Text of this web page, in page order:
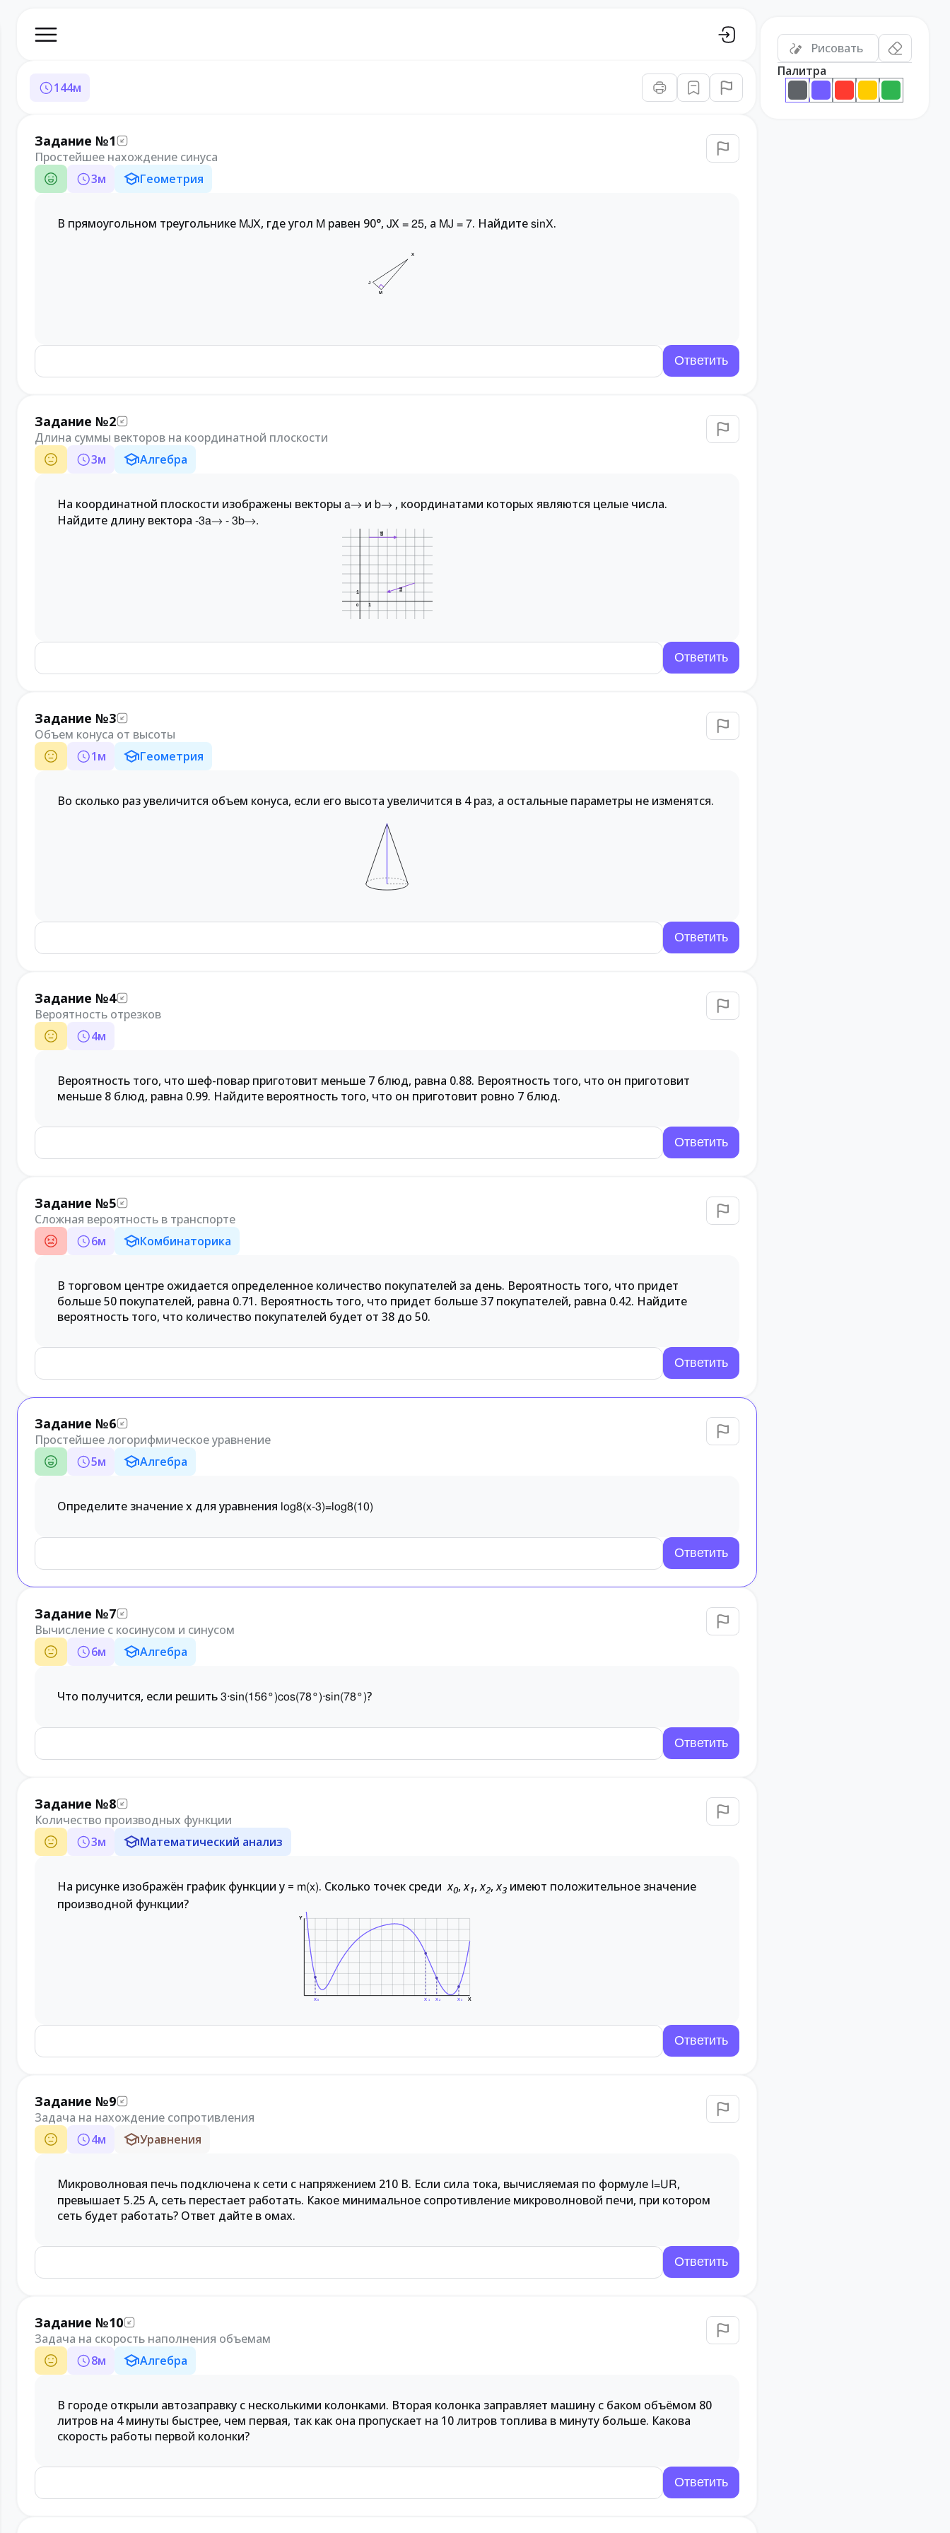
144м
Задание №1
Простейшее нахождение синуса
3м Геометрия
В прямоугольном треугольнике MJX, где угол M равен 90°, JX = 25, а MJ = 7. НайдитеsinX.
M
J
X
Задание №2
Длина суммы векторов на координатной плоскости
3м Алгебра
На координатной плоскости изображены векторы a→ и b→ , координатами которых являются целые числа.
Найдите длину вектора -3a→ -3b→.
0 1
1 a
b
Задание №3
Объем конуса от высоты
1м Геометрия
Во сколько раз увеличится объем конуса, если его высота увеличится в 4 раз, а остальные параметры не изменятся.
Задание №4
Вероятность отрезков
4м
Вероятность того, что шеф-повар приготовит меньше 7 блюд, равна 0.88. Вероятность того, что он приготовит
меньше 8 блюд, равна 0.99. Найдите вероятность того, что он приготовит ровно 7 блюд.
Задание №5
Сложная вероятность в транспорте
6м Комбинаторика
В торговом центре ожидается определенное количество покупателей за день. Вероятность того, что придет
больше 50 покупателей, равна 0.71. Вероятность того, что придет больше 37 покупателей, равна 0.42. Найдите
вероятность того, что количество покупателей будет от 38 до 50.
Задание №6
Простейшее логорифмическое уравнение
5м Алгебра
Определите значение x для уравнения log8(x-3)=log8(10)
Задание №7
Вычисление с косинусом и синусом
6м Алгебра
Что получится, если решить3⋅sin(156°)cos(78°)⋅sin(78°)?
Задание №8
Количество производных функции
3м Математический анализ
На рисунке изображён график функции y = m(x). Сколько точек средиx0,x1,x2,x3 имеют положительное значение
производной функции?
X 0 X 1 X 2 X 3 X
Y
Задание №9
Задача на нахождение сопротивления
4м Уравнения
Микроволновая печь подключена к сети с напряжением 210 В. Если сила тока, вычисляемая по формуле I=UR,
превышает 5.25 А, сеть перестает работать. Какое минимальное сопротивление микроволновой печи, при котором
сеть будет работать? Ответ дайте в омах.
Задание №10
Задача на скорость наполнения объемам
8м Алгебра
В городе открыли автозаправку с несколькими колонками. Вторая колонка заправляет машину с баком объёмом 80
литров на 4 минуты быстрее, чем первая, так как она пропускает на 10 литров топлива в минуту больше. Какова
скорость работы первой колонки?
Рисовать
Палитра